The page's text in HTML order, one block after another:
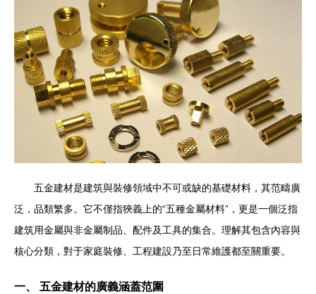
五金建材是建筑與裝修領域中不可或缺的基礎材料，其范疇廣
泛，品類繁多。它不僅指狹義上的“五種金屬材料”，更是一個泛指
建筑用金屬與非金屬制品、配件及工具的集合。理解其包含內容與
核心分類，對于家庭裝修、工程建設乃至日常維護都至關重要。
一、 五金建材的廣義涵蓋范圍